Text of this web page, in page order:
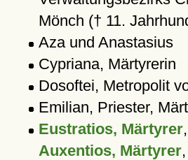
Mönch († 11.
Aza und Anastasius
Cypriana, Märtyrerin
Dosoftei, Metropolit
Emilian, Priester,
Eustratios, Märtyrer
Auxentios, Märtyrer